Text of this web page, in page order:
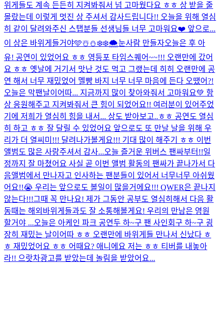
위게들도 계속 든든히 지켜봐줘서 넘 고마웠다요 ㅎㅎ 상 받을 줄
몰랐는데 이렇게 멋진 상 주셔서 감사드립니다!! 오늘을 위해 열심
히 같이 달려와주신 스탭분들 선생님들 너무 고마워요❤️ 앞으로...
이 상은 바위게들거야🩵☃️⛄️❄️❄️🌨️눈사람 만들자오늘은 후 아
유! 공연이 있었어요 ㅎㅎ 영등포 타임스퀘어~~!!! 오랜만에 갔어
요 ㅎㅎ 옛날에 거기서 맛난 것도 먹고 그랬는데 히히 오랜만에 공
연 해서 너무 재밌었어 멜빵 바지 너무 너무 마음에 든다 오땠어?!
오늘은 막팬날이어따... 지금까지 많이 찾아와줘서 고마워요💚 항
상 응원해주고 지켜봐줘서 큰 힘이 되었어요!! 여러분이 있어주었
기에 저희가 열심히 힘을 내서... 상도 받아보고..ㅎㅎ 공연도 열심
히 하고 ㅎㅎ 잘 달릴 수 있었어요 앞으로도 또 만날 날을 위해 우
리가 더 열씨미!!! 달려나가볼게요!!! 기대 많이 해주기 ㅎㅎ 이번
앨범도 많은 사랑주셔서 감사...오늘 즐거운 위버스 팬싸부터!!일
정까지 잘 마쳤어요 사실 곧 이번 앨범 활동의 팬싸가 끝나가서 다
음앨범에서 만나자고 인사하는 팬분들이 있어서 너무너무 아쉬웠
어요!!😭 우리는 앞으로도 볼일이 많을거에요!!! QWER은 끝나지
않는다!!!그때 꼭 만나요! 제가 그동안 공부도 열심히해서 다음 활
동때는 해외바위게들과도 잘 소통해볼게요! 우리의 만남은 영원
할거야 ...오늘은 아케인 파크 공연두 하~구 팬 사인회구 하~구 굉
장히 재밌는 날이어따 ㅎㅎ 오랜만에 바위게들 만나서 신났다 ㅎ
ㅎ 재밌었어요 ㅎㅎ 어때요? 애니에요 저는 ㅎㅎ 티버를 내놓아
라!! 으랏차광고를 받았는데 놀림을 받았어요...